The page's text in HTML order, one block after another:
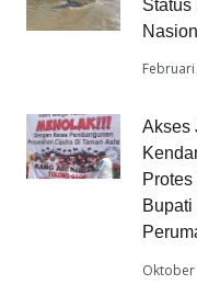
Status
Akses
Oktober